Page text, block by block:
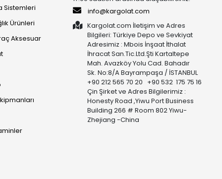
Sistemleri
Ürünleri
Aksesuar
info@kargolat.com
Kargolat.com İletişim ve Adres
Bilgileri: Türkiye Depo ve Sevkiyat
Adresimiz : Mbois İnşaat İthalat
İhracat San.Tic.Ltd.Şti Kartaltepe
Mah. Avazköy Yolu Cad. Bahadır
Sk. No:8/A Bayrampaşa / İSTANBUL
+90 212 565 70 20 +90 532 175 75 16
Çin Şirket ve Adres Bilgilerimiz :
Honesty Road ,Yiwu Port Business
Building 266 # Room 802 Yiwu-
Zhejiang -China